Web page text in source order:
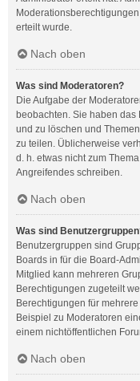
erteilt wurde.
Nach oben
Was sind Moderatoren?
Die Aufgabe der
beobachten. Sie haben das
und zu löschen und
zu teilen. Üblicherweise
d. h. etwas nicht zum
Angreifendes schreiben.
Nach oben
Was sind
Benutzergruppen sind
Boards in für die Board-
Mitglied kann mehreren
Berechtigungen zugeteilt
Berechtigungen für
Beispiel zu Moderatoren
einem nichtöffentlichen
Nach oben